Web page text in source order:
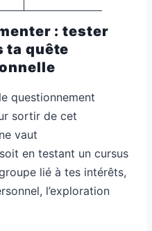
: tester
ta quête
questionnement
sortir de cet
vaut
en testant un cursus
lié à tes intérêts,
l’exploration